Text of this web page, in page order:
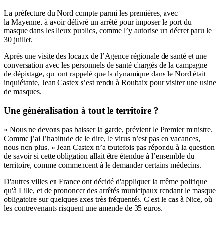
La préfecture du Nord compte parmi les premières, avec
la Mayenne, à avoir délivré un arrêté pour imposer le port du
masque dans les lieux publics, comme l’y autorise un décret paru le
30 juillet.
Après une visite des locaux de l’Agence régionale de santé et une
conversation avec les personnels de santé chargés de la campagne
de dépistage, qui ont rappelé que la dynamique dans le Nord était
inquiétante, Jean Castex s’est rendu à Roubaix pour visiter une usine
de masques.
Une généralisation à tout le territoire ?
« Nous ne devons pas baisser la garde, prévient le Premier ministre.
Comme j’ai l’habitude de le dire, le virus n’est pas en vacances,
nous non plus. » Jean Castex n’a toutefois pas répondu à la question
de savoir si cette obligation allait être étendue à l’ensemble du
territoire, comme commencent à le demander certains médecins.
D'autres villes en France ont décidé d'appliquer la même politique
qu'à Lille, et de prononcer des arrêtés municipaux rendant le masque
obligatoire sur quelques axes très fréquentés. C'est le cas à Nice, où
les contrevenants risquent une amende de 35 euros.